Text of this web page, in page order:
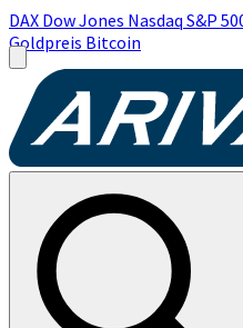
DAX Dow Jones Nasdaq S&P
Goldpreis Bitcoin